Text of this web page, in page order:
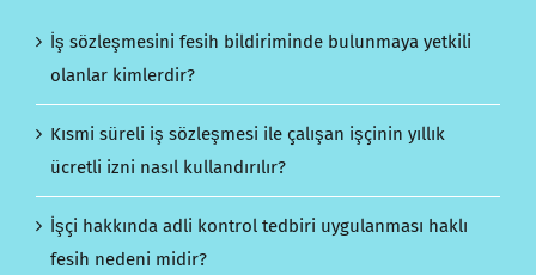
İş sözleşmesini fesih bildiriminde bulunmaya yetkili
olanlar kimlerdir?
Kısmi süreli iş sözleşmesi ile çalışan işçinin yıllık
ücretli izni nasıl kullandırılır?
İşçi hakkında adli kontrol tedbiri uygulanması haklı
fesih nedeni midir?